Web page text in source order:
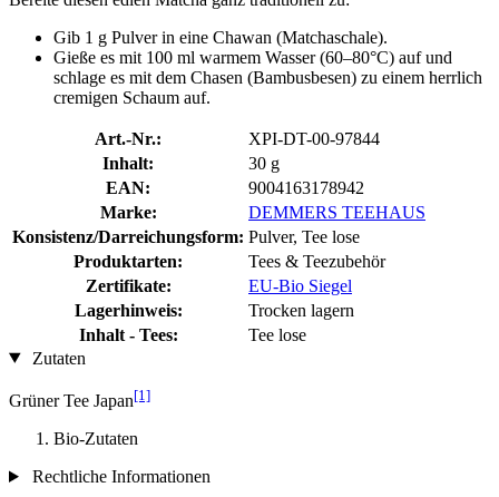
Gib 1 g Pulver in eine Chawan (Matchaschale).
Gieße es mit 100 ml warmem Wasser (60–80°C) auf und
schlage es mit dem Chasen (Bambusbesen) zu einem herrlich
cremigen Schaum auf.
Art.-Nr.:
XPI-DT-00-97844
Inhalt:
30 g
EAN:
9004163178942
Marke:
DEMMERS TEEHAUS
Konsistenz/Darreichungsform: Pulver, Tee lose
Produktarten:
Tees & Teezubehör
Zertifikate:
EU-Bio Siegel
Lagerhinweis:
Trocken lagern
Inhalt - Tees:
Tee lose
Zutaten
Grüner Tee Japan[1]
Bio-Zutaten
Rechtliche Informationen